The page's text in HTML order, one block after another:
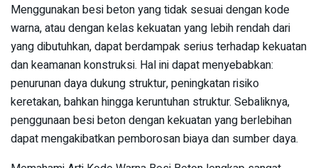
Menggunakan besi beton yang tidak sesuai dengan kode
warna, atau dengan kelas kekuatan yang lebih rendah dari
yang dibutuhkan, dapat berdampak serius terhadap kekuatan
dan keamanan konstruksi. Hal ini dapat menyebabkan:
penurunan daya dukung struktur, peningkatan risiko
keretakan, bahkan hingga keruntuhan struktur. Sebaliknya,
penggunaan besi beton dengan kekuatan yang berlebihan
dapat mengakibatkan pemborosan biaya dan sumber daya.